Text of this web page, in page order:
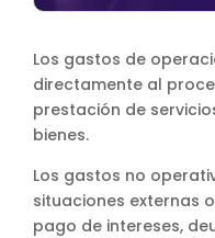
Los gastos de
directamente al
prestación de
bienes.
Los gastos no
situaciones externas
pago de intereses,